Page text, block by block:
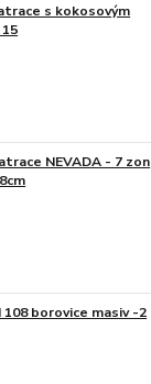
s kokosovým
NEVADA - 7 zon
borovice masiv -2